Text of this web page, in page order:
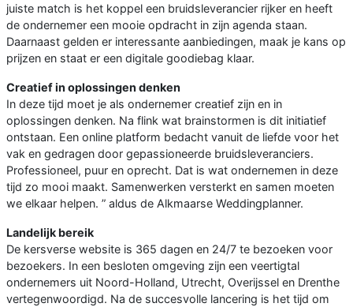
juiste match is het koppel een bruidsleverancier rijker en heeft
de ondernemer een mooie opdracht in zijn agenda staan.
Daarnaast gelden er interessante aanbiedingen, maak je kans op
prijzen en staat er een digitale goodiebag klaar.
Creatief in oplossingen denken
In deze tijd moet je als ondernemer creatief zijn en in
oplossingen denken. Na flink wat brainstormen is dit initiatief
ontstaan. Een online platform bedacht vanuit de liefde voor het
vak en gedragen door gepassioneerde bruidsleveranciers.
Professioneel, puur en oprecht. Dat is wat ondernemen in deze
tijd zo mooi maakt. Samenwerken versterkt en samen moeten
we elkaar helpen. ” aldus de Alkmaarse Weddingplanner.
Landelijk bereik
De kersverse website is 365 dagen en 24/7 te bezoeken voor
bezoekers. In een besloten omgeving zijn een veertigtal
ondernemers uit Noord-Holland, Utrecht, Overijssel en Drenthe
vertegenwoordigd. Na de succesvolle lancering is het tijd om